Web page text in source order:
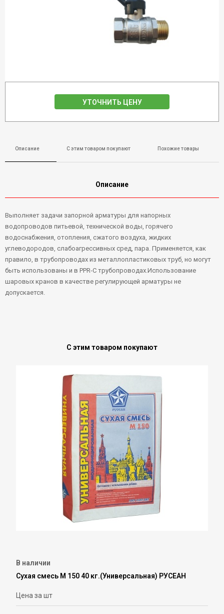
УТОЧНИТЬ ЦЕНУ
Описание С этим товаром покупают Похожие товары
Описание
Выполняет задачи запорной арматуры для напорных
водопроводов питьевой, технической воды, горячего
водоснабжения, отопления, сжатого воздуха, жидких
углеводородов, слабоагрессивных сред, пара. Применяется, как
правило, в трубопроводах из металлопластиковых труб, но могут
быть использованы и в PPR-C трубопроводах.Использование
шаровых кранов в качестве регулирующей арматуры не
допускается.
С этим товаром покупают
В наличии
Сухая смесь М 150 40 кг.(Универсальная) РУСЕАН
Цена за шт